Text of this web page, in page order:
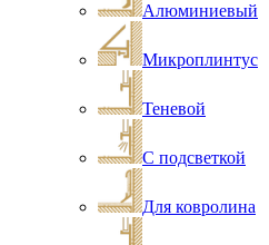
Алюминиевый
Микроплинтус
Теневой
С подсветкой
Для ковролина